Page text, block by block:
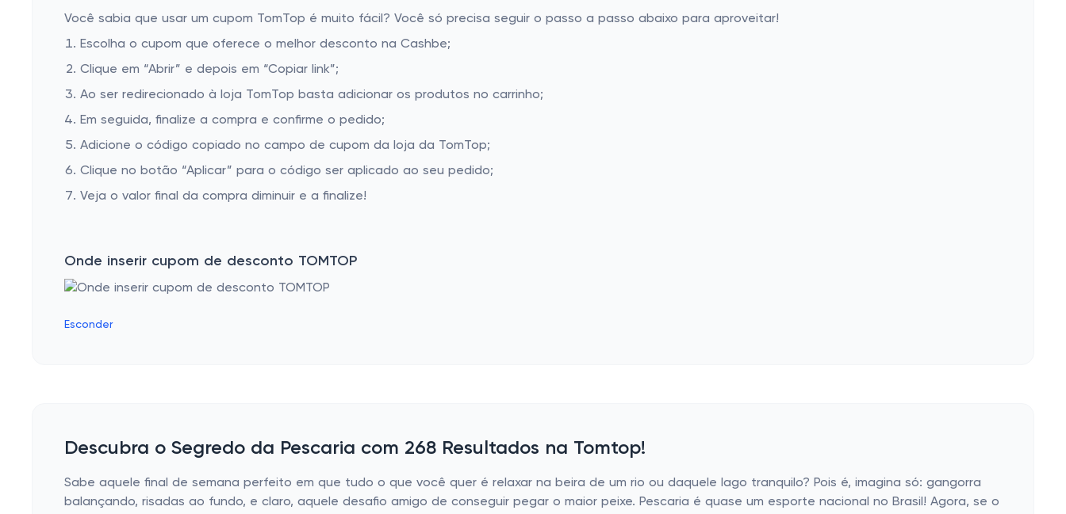
Você sabia que usar um cupom TomTop é muito fácil? Você só precisa seguir o passo a passo abaixo para aproveitar!
Escolha o cupom que oferece o melhor desconto na Cashbe;
Clique em “Abrir” e depois em “Copiar link”;
Ao ser redirecionado à loja TomTop basta adicionar os produtos no carrinho;
Em seguida, finalize a compra e confirme o pedido;
Adicione o código copiado no campo de cupom da loja da TomTop;
Clique no botão “Aplicar” para o código ser aplicado ao seu pedido;
Veja o valor final da compra diminuir e a finalize!
Onde inserir cupom de desconto TOMTOP
Esconder
Descubra o Segredo da Pescaria com 268 Resultados na Tomtop!
Sabe aquele final de semana perfeito em que tudo o que você quer é relaxar na beira de um rio ou daquele lago tranquilo? Pois é, imagina só: gangorra
balançando, risadas ao fundo, e claro, aquele desafio amigo de conseguir pegar o maior peixe. Pescaria é quase um esporte nacional no Brasil! Agora, se o